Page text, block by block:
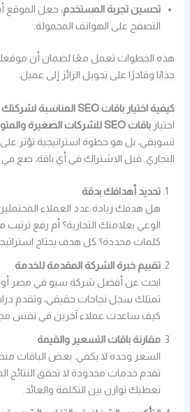
تحسين تجربة المستخدم: جعل
التصفح على الهواتف المحمولة.
هذه الخطوات تعمل معًا لضمان أن
جذابًا وقادرًا على تحويل الزائر إلى عميل.
كيفية اختيار باقات SEO المناسبة لشركتك
اختيارباقات SEO للشركات الصغيرة والمتوسطة
تسويقي، بل هو خطوة استراتيجية تؤثر
التجاري. قبل الاشتراك في أي باقة، ضع في
تحديد أهدافك بدقة
هل هدفك زيادة عدد العملاء
الوعي بعلامتك التجارية؟ أم رفع
كلمات محددة؟ كل هدف يحتاج
تقييم خبرة الشركة المقدمة للخدمة
ابحث عن أفضل شركة سيو في مصر
تمتلك سجل نجاحات حقيقي، وتقدم
كيف ساعدت عملاء آخرين في نفس
مقارنة باقات التسعير والقيمة
السعر وحده لا يكفي. بعض الباقات
تقدم خدمات محدودة لا تحقق النتائج
تعطيك توازن بين التكلفة والعائد.